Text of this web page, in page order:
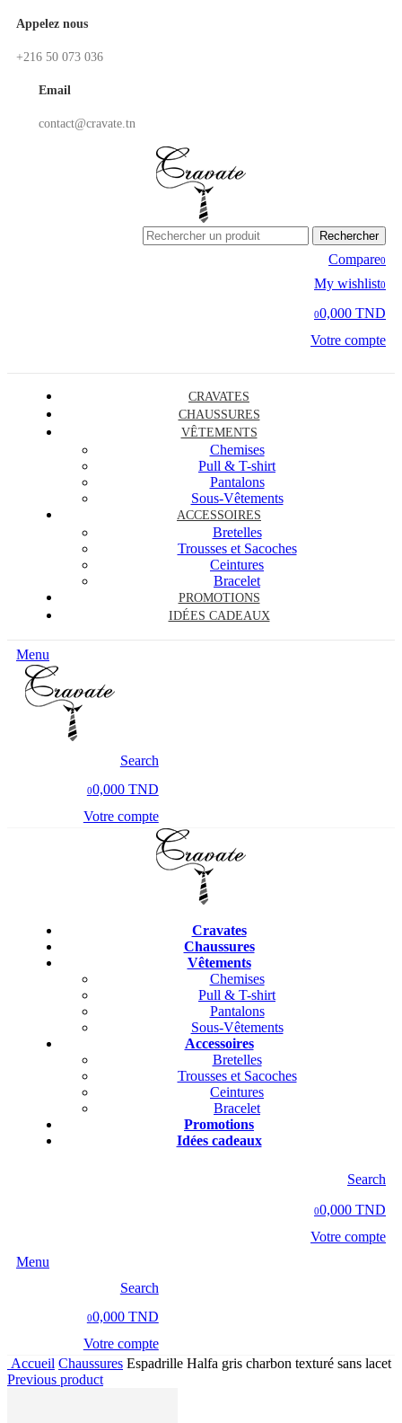
Appelez nous
+216 50 073 036
Email
contact@cravate.tn
Rechercher
Compare0
My wishlist0
00,000 TND
Votre compte
CRAVATES
CHAUSSURES
VÊTEMENTS
Chemises
Pull & T-shirt
Pantalons
Sous-Vêtements
ACCESSOIRES
Bretelles
Trousses et Sacoches
Ceintures
Bracelet
PROMOTIONS
IDÉES CADEAUX
Menu
Search
00,000 TND
Votre compte
Cravates
Chaussures
Vêtements
Chemises
Pull & T-shirt
Pantalons
Sous-Vêtements
Accessoires
Bretelles
Trousses et Sacoches
Ceintures
Bracelet
Promotions
Idées cadeaux
Search
00,000 TND
Votre compte
Menu
Search
00,000 TND
Votre compte
Accueil Chaussures Espadrille Halfa gris charbon texturé sans lacet
Previous product